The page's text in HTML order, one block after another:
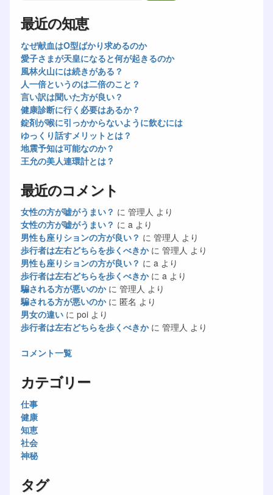
最近の知恵
なぜ献血はO型ばかり求めるのか
愛子さまが天皇になると何が起きるのか
風林火山には続きがある？
人一倍というのは二倍のこと？
言い訳は聞いた方が良い？
健康診断に行く必要はあるか？
錠剤が喉に引っかからないように飲むには
ゆっくり話すメリットとは？
地震予知は可能なのか？
王允の美人連環計とは？
最近のコメント
女性の方が嘘がうまい？ に 管理人 より
女性の方が嘘がうまい？ に aより
男性も座りションの方が良い？ に 管理人 より
歩行者は左右どちらを歩くべきかに 管理人 より
男性も座りションの方が良い？ に aより
歩行者は左右どちらを歩くべきかに aより
騙される方が悪いのかに 管理人 より
騙される方が悪いのかに 匿名 より
男女の違いに poiより
歩行者は左右どちらを歩くべきかに 管理人 より
コメント一覧
カテゴリー
仕事
健康
知恵
社会
神秘
タグ